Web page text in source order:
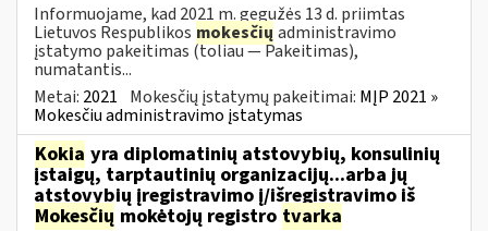
Informuojame, kad 2021 m. gegužės 13 d. priimtas
Lietuvos Respublikos mokesčių administravimo
įstatymo pakeitimas (toliau — Pakeitimas),
numatantis...
Metai: 2021 Mokesčių įstatymų pakeitimai: MĮP 2021 »
Mokesčiu administravimo įstatymas
Kokia yra diplomatinių atstovybių, konsulinių
įstaigų, tarptautinių organizacijų...arba jų
atstovybių įregistravimo į/išregistravimo iš
Mokesčių mokėtojų registro tvarka